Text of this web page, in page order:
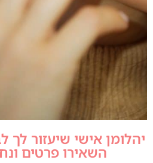
יהלומן אישי שיעזור לך
השאירו פרטים